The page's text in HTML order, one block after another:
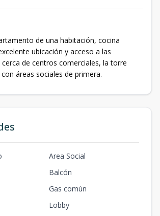
de una habitación, cocina
ubicación y acceso a las
cerca de centros comerciales, la torre
áreas sociales de primera.
Area Social
Balcón
Gas común
Lobby